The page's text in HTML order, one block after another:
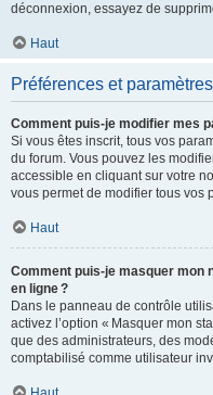
déconnexion, essayez de
Haut
Préférences et
Comment puis-je modifier mes
Si vous êtes inscrit, tous vos
du forum. Vous pouvez les
accessible en cliquant sur votre
vous permet de modifier tous vos
Haut
Comment puis-je masquer mon
en ligne ?
Dans le panneau de contrôle
activez l’option « Masquer mon
que des administrateurs, des
comptabilisé comme utilisateur